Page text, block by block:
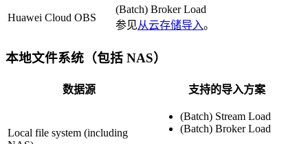
Huawei Cloud OBS
(Batch) Broker Load
参见从云存储导入。
本地文件系统（包括 NAS）
数据源 支持的导入方案
Local file system (including
(Batch) Stream Load
(Batch) Broker Load